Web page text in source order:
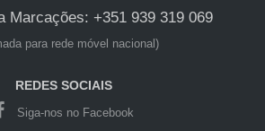
Marcações: +351 939 319 069
para rede móvel nacional)
REDES SOCIAIS
Siga-nos no Facebook